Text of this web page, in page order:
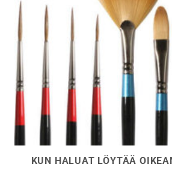
KUN HALUAT LÖYTÄÄ